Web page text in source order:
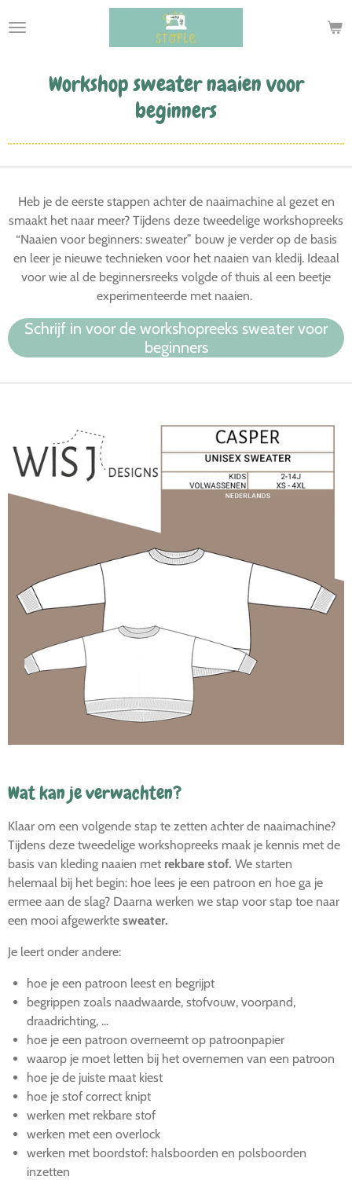
direct
hoofdinhoudWorkshop sweater naaien voor
beginners
Heb je de eerste stappen achter de naaimachine al gezet en
smaakt het naar meer? Tijdens deze tweedelige workshopreeks
“Naaien voor beginners: sweater” bouw je verder op de basis
en leer je nieuwe technieken voor het naaien van kledij. Ideaal
voor wie al de beginnersreeks volgde of thuis al een beetje
experimenteerde met naaien.
Schrijf in voor de workshopreeks sweater voor
beginners
Wat kan je verwachten?
Klaar om een volgende stap te zetten achter de naaimachine?
Tijdens deze tweedelige workshopreeks maak je kennis met de
basis van kleding naaien met rekbare stof. We starten
helemaal bij het begin: hoe lees je een patroon en hoe ga je
ermee aan de slag? Daarna werken we stap voor stap toe naar
een mooi afgewerkte sweater.
Je leert onder andere:
hoe je een patroon leest en begrijpt
begrippen zoals naadwaarde, stofvouw, voorpand,
draadrichting, ...
hoe je een patroon overneemt op patroonpapier
waarop je moet letten bij het overnemen van een patroon
hoe je de juiste maat kiest
hoe je stof correct knipt
werken met rekbare stof
werken met een overlock
werken met boordstof: halsboorden en polsboorden
inzetten